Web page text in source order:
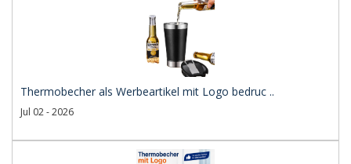
Thermobecher als Werbeartikel mit Logo bedruc ..
Jul 02 - 2026